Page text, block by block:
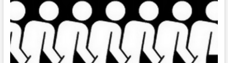
минимума
лисичанские
шахтеры
вышли
митинг
(фото+